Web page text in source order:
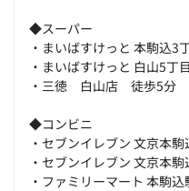
◆スーパー
・まいばすけっと 本駒込
・まいばすけっと 白山5
・三徳 白山店 徒歩5分
◆コンビニ
・セブンイレブン 文京本
・セブンイレブン 文京本
・ファミリーマート 本駒